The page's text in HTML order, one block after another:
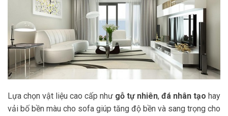
Lựa chọn vật liệu cao cấp như gỗ tự nhiên, đá nhân tạo hay
vải bố bền màu cho sofa giúp tăng độ bền và sang trọng cho